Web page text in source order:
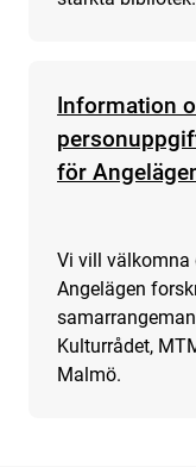
Information
för
Vi vill välkomna
Angelägen
Kulturrådet,
Malmö.